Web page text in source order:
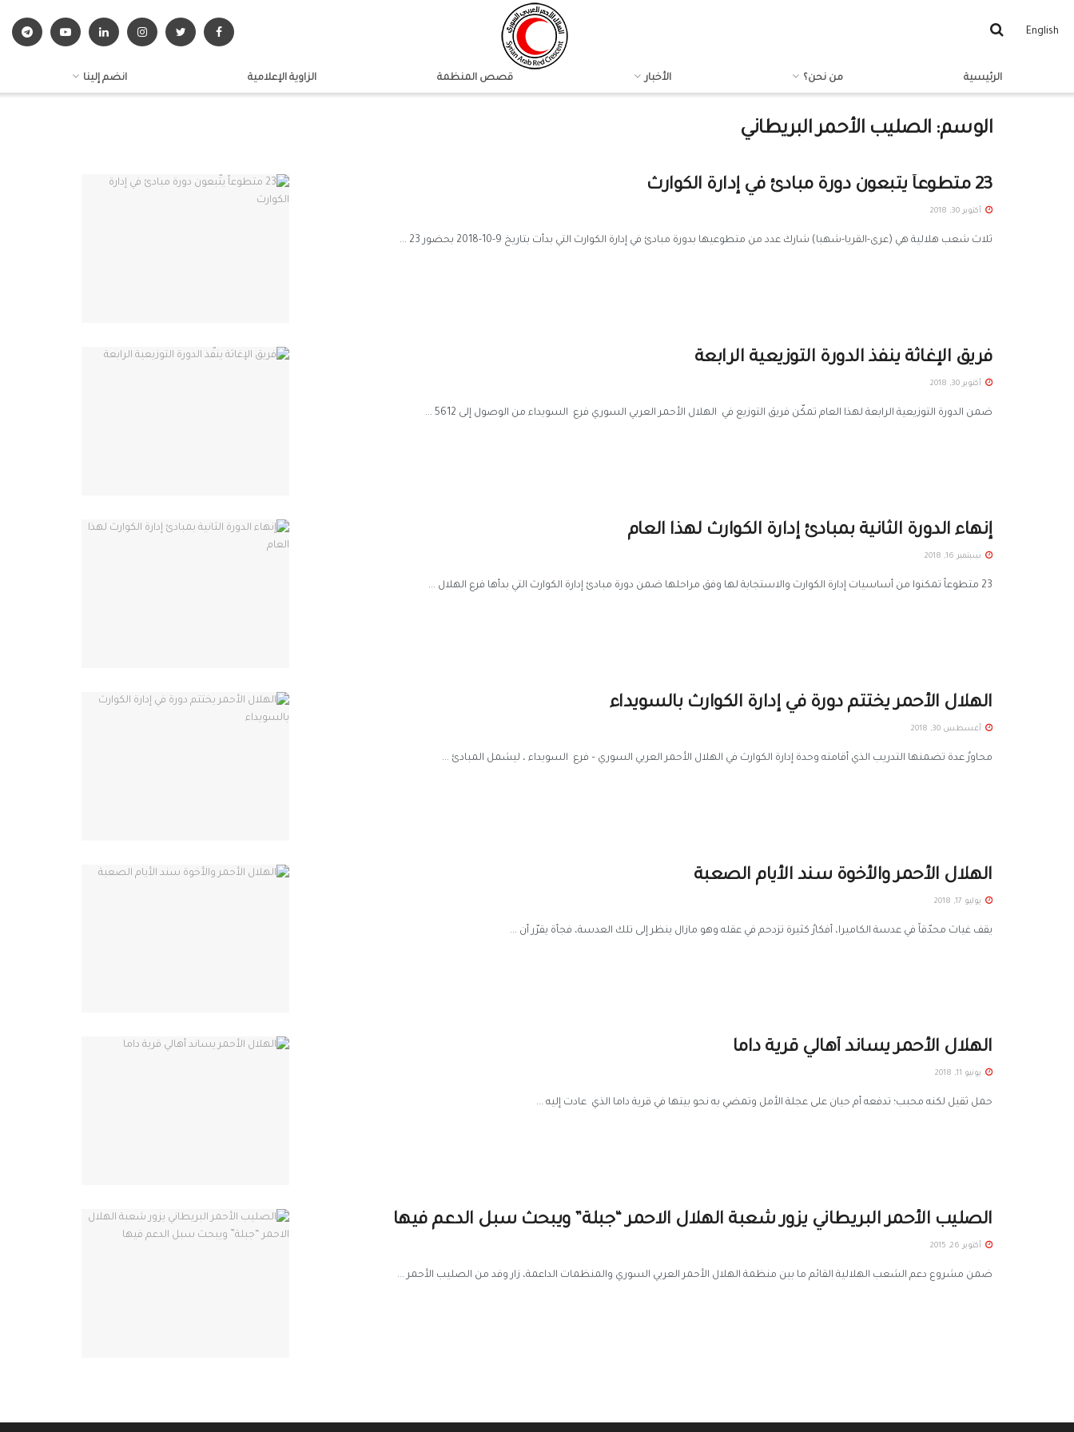
English
الرئيسية من نحن؟ الأخبار قصص المنظمة الزاوية الإعلامية انضم إلينا
الوسم: الصليب الأحمر البريطاني
23 متطوعاً يتَّبعون دورة مبادئ في إدارة الكوارث
أكتوبر 30, 2018
ثلاث شعب هلالية هي (عرى-القريا-شهبا) شارك عدد من متطوعيها بدورة مبادئ في إدارة الكوارث التي بدأت بتاريخ 9-10-2018 بحضور 23 ...
فريق الإغاثة ينفّذ الدورة التوزيعية الرابعة
أكتوبر 30, 2018
ضمن الدورة التوزيعية الرابعة لهذا العام تمكّن فريق التوزيع في الهلال الأحمر العربي السوري فرع السويداء من الوصول إلى 5612 ...
إنهاء الدورة الثانية بمبادئ إدارة الكوارث لهذا العام
سبتمبر 16, 2018
23 متطوعاً تمكنوا من أساسيات إدارة الكوارث والاستجابة لها وفق مراحلها ضمن دورة مبادئ إدارة الكوارث التي بدأها فرع الهلال ...
الهلال الأحمر يختتم دورة في إدارة الكوارث بالسويداء
أغسطس 30, 2018
محاورٌ عدة تضمنها التدريب الذي أقامته وحدة إدارة الكوارث في الهلال الأحمر العربي السوري – فرع السويداء ، ليشمل المبادئ ...
الهلال الأحمر والأخوة سند الأيام الصعبة
يوليو 17, 2018
يقف غياث محدّقاً في عدسة الكاميرا، أفكارٌ كثيرة تزدحم في عقله وهو مازال ينظر إلى تلك العدسة، فجأة يقرّر أن ...
الهلال الأحمر يساند أهالي قرية داما
يونيو 11, 2018
حمل ثقيل لكنه محبب؛ تدفعه أم حيان على عجلة الأمل وتمضي به نحو بيتها في قرية داما الذي عادت إليه ...
الصليب الأحمر البريطاني يزور شعبة الهلال الاحمر “جبلة” ويبحث سبل الدعم فيها
أكتوبر 26, 2015
ضمن مشروع دعم الشعب الهلالية القائم ما بين منظمة الهلال الأحمر العربي السوري والمنظمات الداعمة، زار وفد من الصليب الأحمر ...